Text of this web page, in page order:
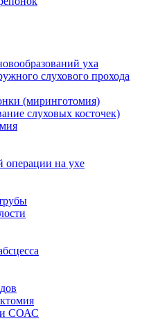
уха
слухового прохода
(миринготомия)
слуховых косточек)
операции на ухе
и СОАС